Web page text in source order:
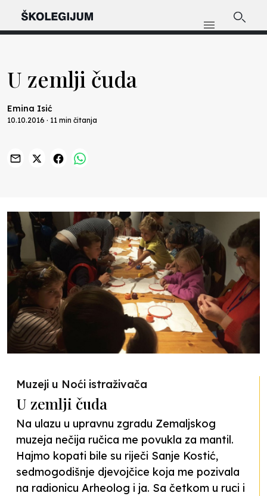
U zemlji čuda
Emina Isić
10.10.2016 · 11 min čitanja
Muzeji u Noći istraživača
U zemlji čuda
Na ulazu u upravnu zgradu Zemaljskog
muzeja nečija ručica me povukla za mantil.
Hajmo kopati bile su riječi Sanje Kostić,
sedmogodišnje djevojčice koja me pozivala
na radionicu Arheolog i ja. Sa četkom u ruci i